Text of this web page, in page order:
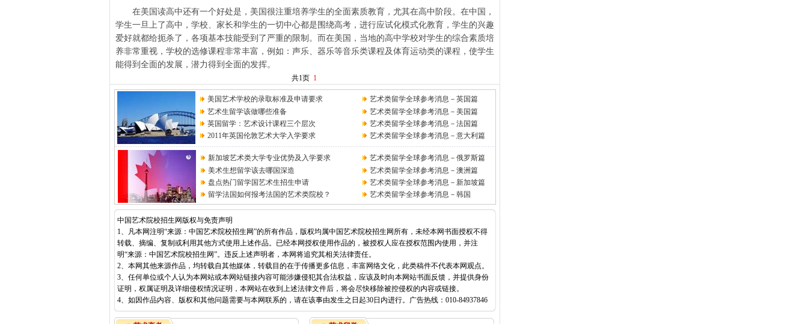
在美国读高中还有一个好处是，美国很注重培养学生的全面素质教育，尤其在高中阶段。在中国，
学生一旦上了高中，学校、家长和学生的一切中心都是围绕高考，进行应试化模式化教育，学生的兴趣
爱好就都给扼杀了，各项基本技能受到了严重的限制。而在美国，当地的高中学校对学生的综合素质培
养非常重视，学校的选修课程非常丰富，例如：声乐、器乐等音乐类课程及体育运动类的课程，使学生
能得到全面的发展，潜力得到全面的发挥。
共1页 1
美国艺术学校的录取标准及申请要求
艺术生留学该做哪些准备
英国留学：艺术设计课程三个层次
2011年英国伦敦艺术大学入学要求
艺术类留学全球参考消息－英国篇
艺术类留学全球参考消息－美国篇
艺术类留学全球参考消息－ 法国篇
艺术类留学全球参考消息－ 意大利篇
新加坡艺术类大学专业优势及入学要求
美术生想留学该去哪国深造
盘点热门留学国艺术生招生申请
留学法国如何报考法国的艺术类院校？
艺术类留学全球参考消息－ 俄罗斯篇
艺术类留学全球参考消息－ 澳洲篇
艺术类留学全球参考消息－ 新加坡篇
艺术类留学全球参考消息－ 韩国
中国艺术院校招生网版权与免责声明
1、凡本网注明“来源：中国艺术院校招生网”的所有作品，版权均属中国艺术院校招生网所有，未经本网书面授权不得
转载、摘编、复制或利用其他方式使用上述作品。已经本网授权使用作品的，被授权人应在授权范围内使用，并注
明“来源：中国艺术院校招生网”。违反上述声明者，本网将追究其相关法律责任。
2、本网其他来源作品，均转载自其他媒体，转载目的在于传播更多信息，丰富网络文化，此类稿件不代表本网观点。
3、任何单位或个人认为本网站或本网站链接内容可能涉嫌侵犯其合法权益，应该及时向本网站书面反馈，并提供身份
证明，权属证明及详细侵权情况证明，本网站在收到上述法律文件后，将会尽快移除被控侵权的内容或链接。
4、如因作品内容、版权和其他问题需要与本网联系的，请在该事由发生之日起30日内进行。广告热线：010-84937846